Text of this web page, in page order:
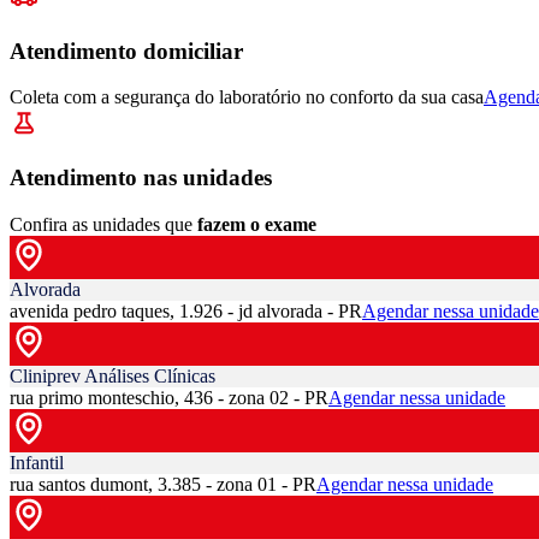
Atendimento domiciliar
Coleta com a segurança do laboratório no conforto da sua casa
Atendimento nas unidades
Confira as unidades que fazem o exame
Alvorada
avenida pedro taques, 1.926 - jd alvorada - PRAgendar nessa unidade
Cliniprev Análises Clínicas
rua primo monteschio, 436 - zona 02 - PRAgendar nessa unidade
Infantil
rua santos dumont, 3.385 - zona 01 - PRAgendar nessa unidade